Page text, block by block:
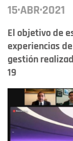
15·ABR·2021
El objetivo de
experiencias
gestión
19